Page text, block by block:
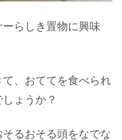
らしき置物に興味
て、おててを食べられ
ょうか？
るおそる頭をなでな